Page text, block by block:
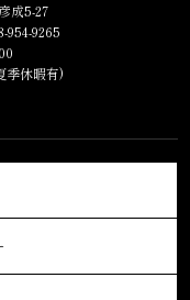
成5-27
9265
季休暇有)